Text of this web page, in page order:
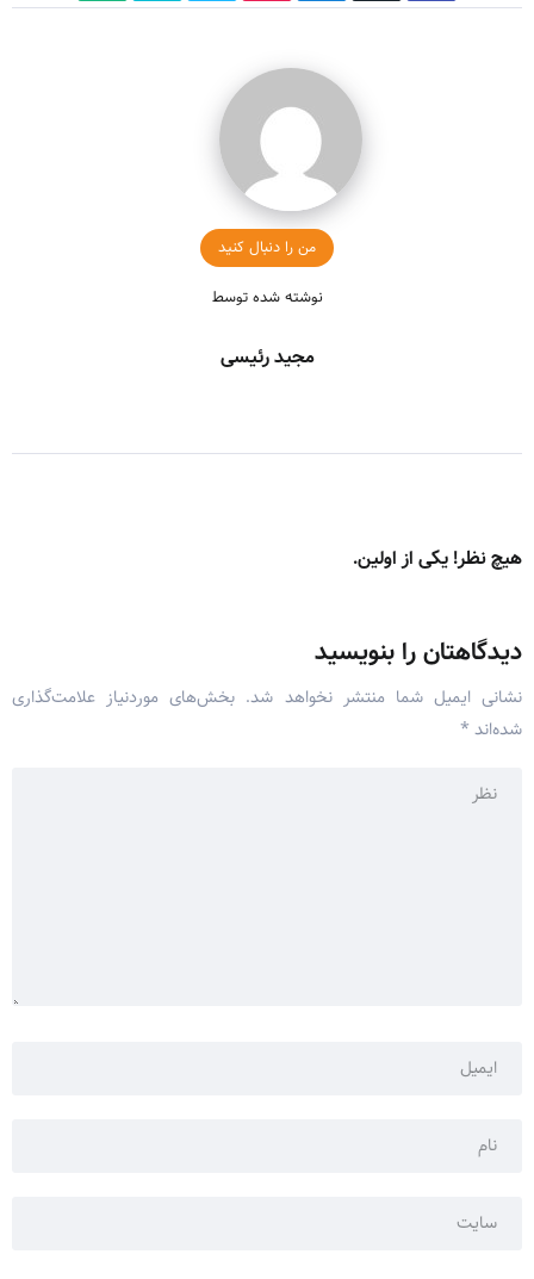
من را دنبال کنید
نوشته شده توسط
مجید رئیسی
هیچ نظر! یکی از اولین.
دیدگاهتان را بنویسید
نشانی ایمیل شما منتشر نخواهد شد. بخش‌های موردنیاز علامت‌گذاری
شده‌اند *